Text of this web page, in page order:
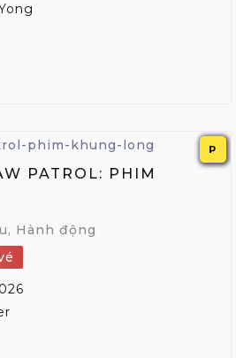
P
PATROL: PHIM
Hành động